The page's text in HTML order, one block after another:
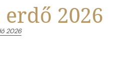
2026
2026